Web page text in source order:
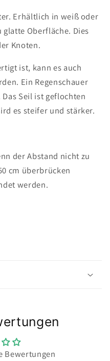
Erhältlich in weiß oder
glatte Oberfläche. Dies
Knoten.
ist, kann es auch
Ein Regenschauer
Seil ist geflochten
es steifer und stärker.
der Abstand nicht zu
cm überbrücken
werden.
Bewertungen